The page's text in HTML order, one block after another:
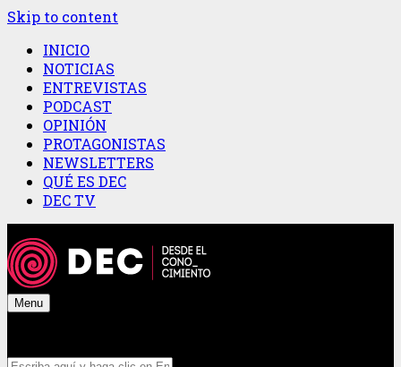
Skip to content
INICIO
NOTICIAS
ENTREVISTAS
PODCAST
OPINIÓN
PROTAGONISTAS
NEWSLETTERS
QUÉ ES DEC
DEC TV
Menu